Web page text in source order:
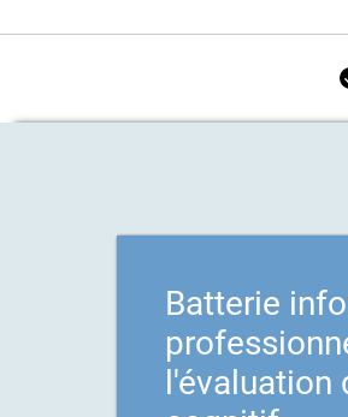
Batterie
l'évaluation